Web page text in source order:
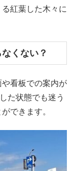
紅葉した木々に
くない？
や看板での案内が
た状態でも迷う
できます。